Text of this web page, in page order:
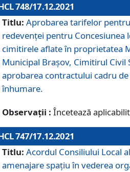
748/17.12.2021
Titlu: Aprobarea tarifelor
redevenţei pentru
cimitirele aflate în proprietatea
Municipal Braşov, Cimitirul Civil
aprobarea contractului cadru
înhumare.
Observații : Încetează
747/17.12.2021
Titlu: Acordul Consiliului Local
amenajare spațiu în vederea